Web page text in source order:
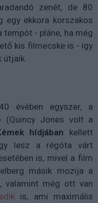
zenét, de 80
egy ekkora korszakos
tempót - pláne, ha még
kis filmecske is - így
útjaik.
évében egyszer, a
(Quincy Jones volt a
hídjában kellett
lesz a régóta várt
is, mivel a film
másik mozija a
valamint még ott van
is, ami maximális